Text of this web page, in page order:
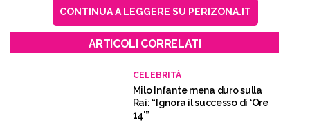
CONTINUA A LEGGERE SU PERIZONA.IT
ARTICOLI CORRELATI
CELEBRITÀ
Milo Infante mena duro sulla
Rai: “Ignora il successo di ‘Ore
14′”